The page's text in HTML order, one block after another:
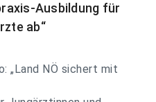
Ausbildung für
ab“
„Land NÖ sichert mit